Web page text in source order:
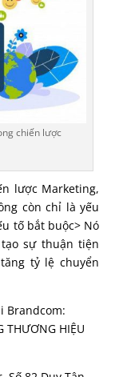
chiến lược
lược Marketing,
còn chỉ là yếu
tố bắt buộc> Nó
sự thuận tiện
tỷ lệ chuyển
Brandcom:
THƯƠNG HIỆU